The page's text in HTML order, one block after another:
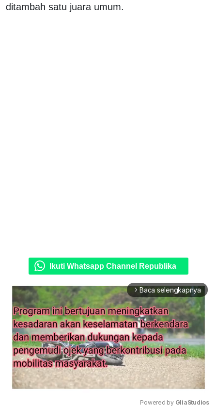
ditambah satu juara umum.
Ikuti Whatsapp Channel Republika
arrow_forward_ios Baca selengkapnya
Powered by GliaStudios